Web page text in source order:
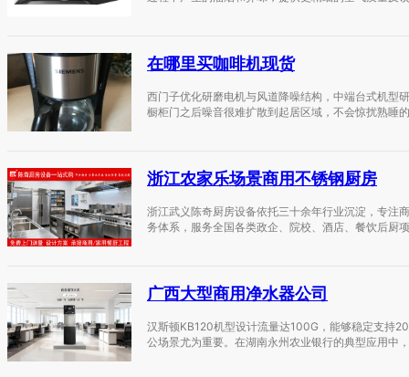
在哪里买咖啡机现货
西门子优化研磨电机与风道降噪结构，中端台式机型
橱柜门之后噪音很难扩散到起居区域，不会惊扰熟睡
浙江农家乐场景商用不锈钢厨房
浙江武义陈奇厨房设备依托三十余年行业沉淀，专注
务体系，服务全国各类政企、院校、酒店、餐饮后厨
广西大型商用净水器公司
汉斯顿KB120机型设计流量达100G，能够稳定支持
公场景尤为重要。在湖南永州农业银行的典型应用中